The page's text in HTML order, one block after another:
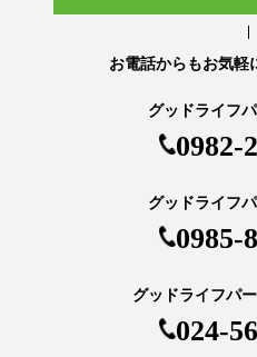
お電話からもお気軽
グッドライフ
0982-
グッドライフ
0985-
グッドライフパ
024-